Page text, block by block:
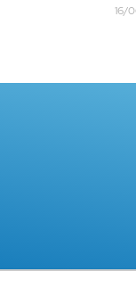
16/